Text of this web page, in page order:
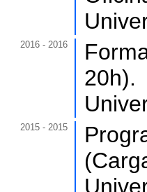
2016 - 2016
20h).
2015 - 2015